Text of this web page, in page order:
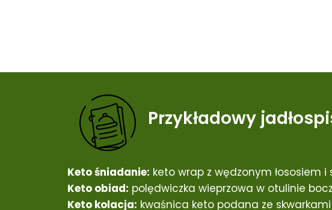
Przykładowy
Keto śniadanie: keto wrap z wędzonym łososiem
Keto obiad: polędwiczka wieprzowa w otulinie
Keto kolacja: kwaśnica keto podana ze skwarkami